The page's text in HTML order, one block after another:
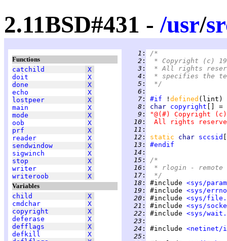
2.11BSD#431 -/usr/
Functions
catchild
X
doit
X
done
X
echo
X
lostpeer
X
main
X
mode
X
oob
X
prf
X
reader
X
sendwindow
X
sigwinch
X
stop
X
writer
X
writeroob
X
Variables
child
X
cmdchar
X
copyright
X
deferase
X
defflags
X
defkill
X
   1
:
/*
   2
:
* Copyright (c)
   3
:
* All rights
   4
:
* specifies the
   5
:
*/
   6
:
   7
: #if ! defined (lint)
   8
: char copyright
   9
:
"@(#) Copyright
  10
:
All rights
  11
:
  12
: static char sccsid
  13
:
#endif
  14
:
  15
:
/*
  16
:
* rlogin - remote
  17
:
*/
  18
: #include <sys/
  19
: #include <sys/
  20
: #include <sys/
  21
: #include <sys/
  22
: #include <sys/
  23
:
  24
: #include <netinet/
  25
: